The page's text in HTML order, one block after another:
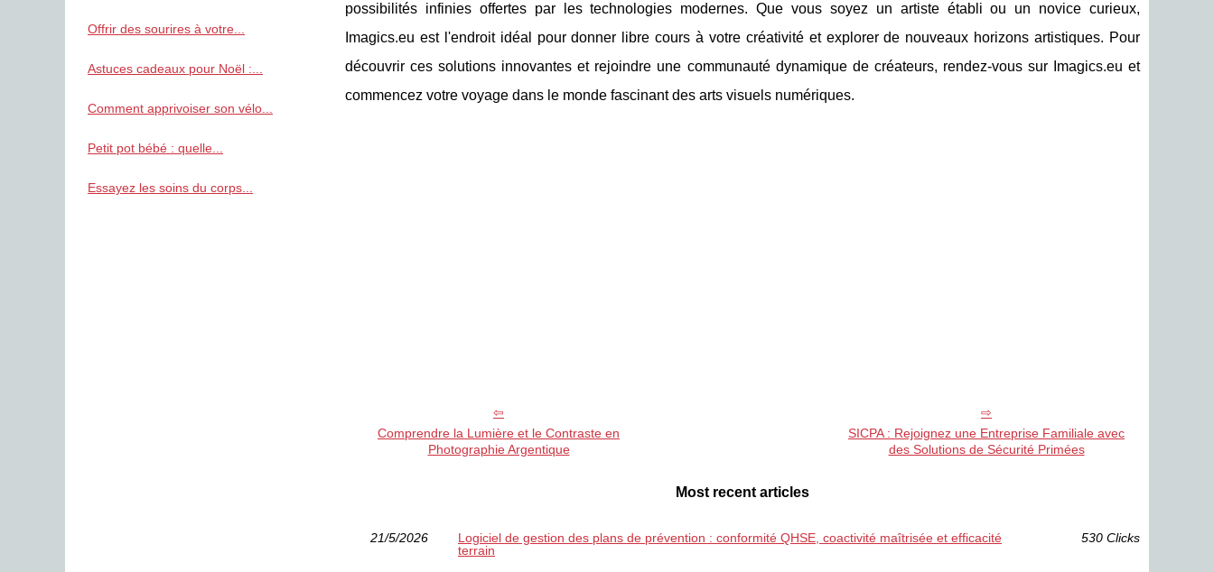
possibilités infinies offertes par les technologies modernes. Que vous soyez un artiste établi ou un novice curieux,
Imagics.eu est l'endroit idéal pour donner libre cours à votre créativité et explorer de nouveaux horizons artistiques. Pour
découvrir ces solutions innovantes et rejoindre une communauté dynamique de créateurs, rendez-vous sur Imagics.eu et
commencez votre voyage dans le monde fascinant des arts visuels numériques.
Comprendre la Lumière et le Contraste en
Photographie Argentique
SICPA : Rejoignez une Entreprise Familiale avec
des Solutions de Sécurité Primées
Most recent articles
21/5/2026
Logiciel de gestion des plans de prévention : conformité QHSE, coactivité maîtrisée et efficacité
terrain
530 Clicks
Offrir des sourires à votre...
Astuces cadeaux pour Noël :...
Comment apprivoiser son vélo...
Petit pot bébé : quelle...
Essayez les soins du corps...